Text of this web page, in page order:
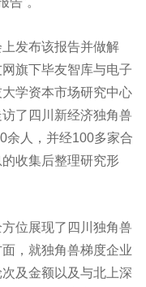
发布该报告并做解
旗下毕友智库与电子
学资本市场研究中心
了四川新经济独角兽
余人，并经100多家合
收集后整理研究形
位展现了四川独角兽
，就独角兽梯度企业
及金额以及与北上深